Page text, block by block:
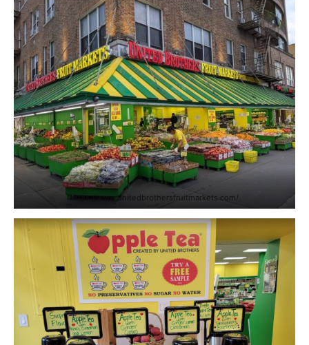
https://www.unitedbrothersfruitmarkets.com/